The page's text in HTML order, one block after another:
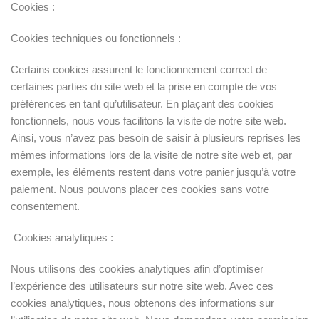
Cookies :
Cookies techniques ou fonctionnels :
Certains cookies assurent le fonctionnement correct de
certaines parties du site web et la prise en compte de vos
préférences en tant qu’utilisateur. En plaçant des cookies
fonctionnels, nous vous facilitons la visite de notre site web.
Ainsi, vous n’avez pas besoin de saisir à plusieurs reprises les
mêmes informations lors de la visite de notre site web et, par
exemple, les éléments restent dans votre panier jusqu’à votre
paiement. Nous pouvons placer ces cookies sans votre
consentement.
Cookies analytiques :
Nous utilisons des cookies analytiques afin d’optimiser
l’expérience des utilisateurs sur notre site web. Avec ces
cookies analytiques, nous obtenons des informations sur